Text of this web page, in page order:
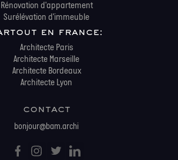
Rénovation d'appartement
Surélévation d'immeuble
en france:
Architecte Paris
Architecte Marseille
Architecte Bordeaux
Architecte Lyon
contact
bonjour@bam.archi